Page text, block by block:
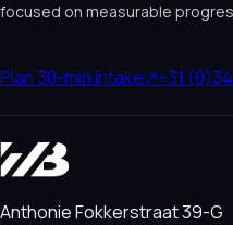
focused on measurable
Plan 30-min intake↗+31
Anthonie Fokkerstraat 39-G